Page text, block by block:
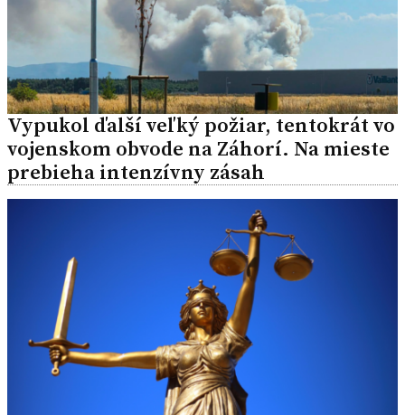
Vypukol ďalší veľký požiar, tentokrát vo
vojenskom obvode na Záhorí. Na mieste
prebieha intenzívny zásah